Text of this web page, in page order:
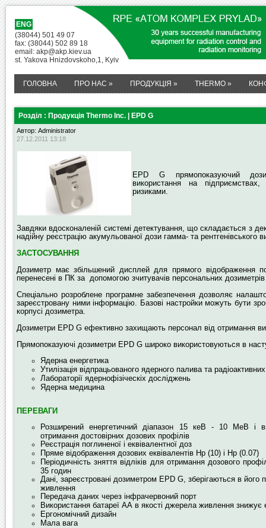
ENG
(38044) 501 49 07
fax: (38044) 502 89 18
email: akp@akp.kiev.ua
st. Yakova Hnizdovskoho,1, Kyiv
ГОЛОВНА ПРО НАС » ПРОДУКЦІЯ » THERMO »
Розділ : Продукція Thermo Inc. | EPD G
Автор: Administrator
27.12.2011 13:18
EPD G прямопоказуючий
використання на
ризиками.
Завдяки вдосконаленій системі детектування, що складається з
надійну реєстрацію акумульованої дози гамма- та рентгенівського
ЗАСТОСУВАННЯ
Дозиметр має збільшений дисплей для прямого відображення
перенесені в ПК за допомогою зчитувачів персональних
Спеціально розроблене програмне забезпечення дозволяє
зареєстровану ними інформацію. Базові настройки можуть бути
корпусі дозиметра.
Дозиметри EPD G ефективно захищають персонал від отримання
Прямопоказуючі дозиметри EPD G широко використовуються в
Ядерна енергетика
Утилізація відпрацьованого ядерного палива та радіоактивних
Лабораторії ядернофізіческіх досліджень
Ядерна медицина
ПЕРЕВАГИ
Розширений енергетичний діапазон 15 кеВ - 10 МеВ і
отримання достовірних дозових профілів
Реєстрація поглиненої і еквівалентної доз
Пряме відображення дозових еквівалентів Hp (10) і Hp (0.07)
Періодичність зняття відліків для отримання дозового
35 годин
Дані, зареєстровані дозиметром EPD G, зберігаються в його
живлення
Передача даних через інфрачервоний порт
Використання батареї АА в якості джерела живлення знижує
Ергономічний дизайн
Мала вага